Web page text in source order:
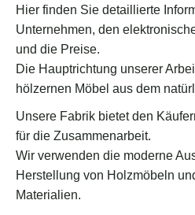
Hier finden Sie detaillierte
Unternehmen, den
und die Preise.
Die Hauptrichtung unserer
hölzernen Möbel aus dem
Unsere Fabrik bietet den
für die Zusammenarbeit.
Wir verwenden die moderne
Herstellung von Holzmöbeln
Materialien.